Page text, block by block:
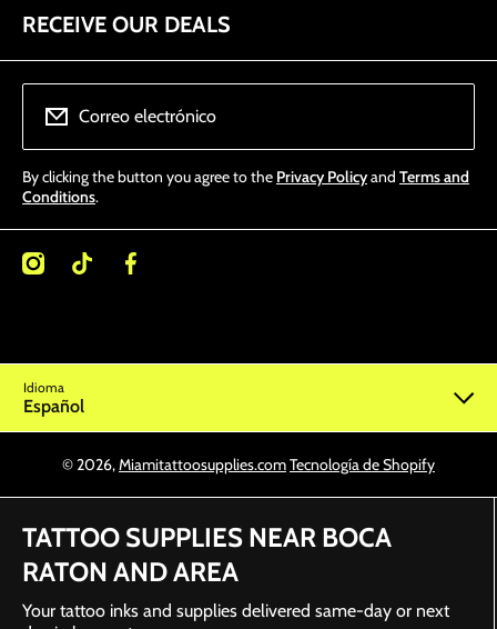
RECEIVE OUR DEALS
Correo electrónico
By clicking the button you agree to the Privacy Policyand Terms and
Conditions.
@miamitattoosupplies
Miamitattoosupplies/
Idioma
Español
© 2026,Miamitattoosupplies.comTecnología de Shopify
TATTOO SUPPLIES NEAR BOCA
RATON AND AREA
Your tattoo inks and supplies delivered same-day or next